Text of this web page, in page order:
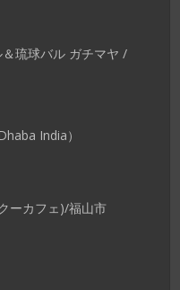
琉球バル ガチマヤ /
India）
ーカフェ)/福山市